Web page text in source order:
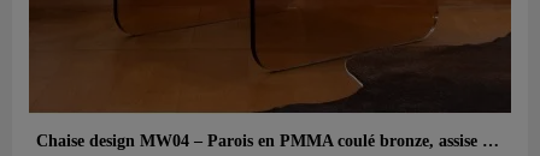
Aperçu rapide Chaise design MW04 – Parois en PMMA coulé bronze, assise en mousse